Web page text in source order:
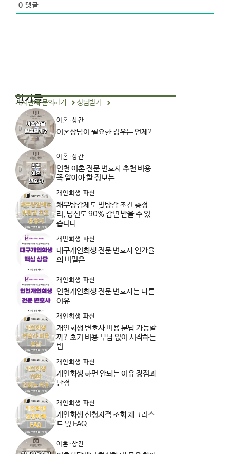
0 댓글
인기글
게시판에 문의하기 상담받기
이혼·상간
이혼상담이 필요한 경우는 언제?
이혼·상간
인천 이혼 전문 변호사 추천 비용
꼭 알아야 할 정보는
개인회생 파산
채무탕감제도 빚탕감 조건 총정
리, 당신도 90% 감면 받을 수 있
습니다
개인회생 파산
대구개인회생 전문 변호사 인가율
의 비밀은
개인회생 파산
인천개인회생 전문 변호사는 다른
이유
개인회생 파산
개인회생 변호사 비용 분납 가능할
까? 초기 비용 부담 없이 시작하는
법
개인회생 파산
개인회생 하면 안되는 이유 장점과
단점
개인회생 파산
개인회생 신청자격 조회 체크리스
트 및 FAQ
이혼·상간